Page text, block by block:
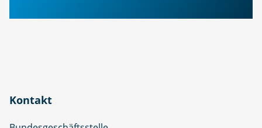
Kontakt